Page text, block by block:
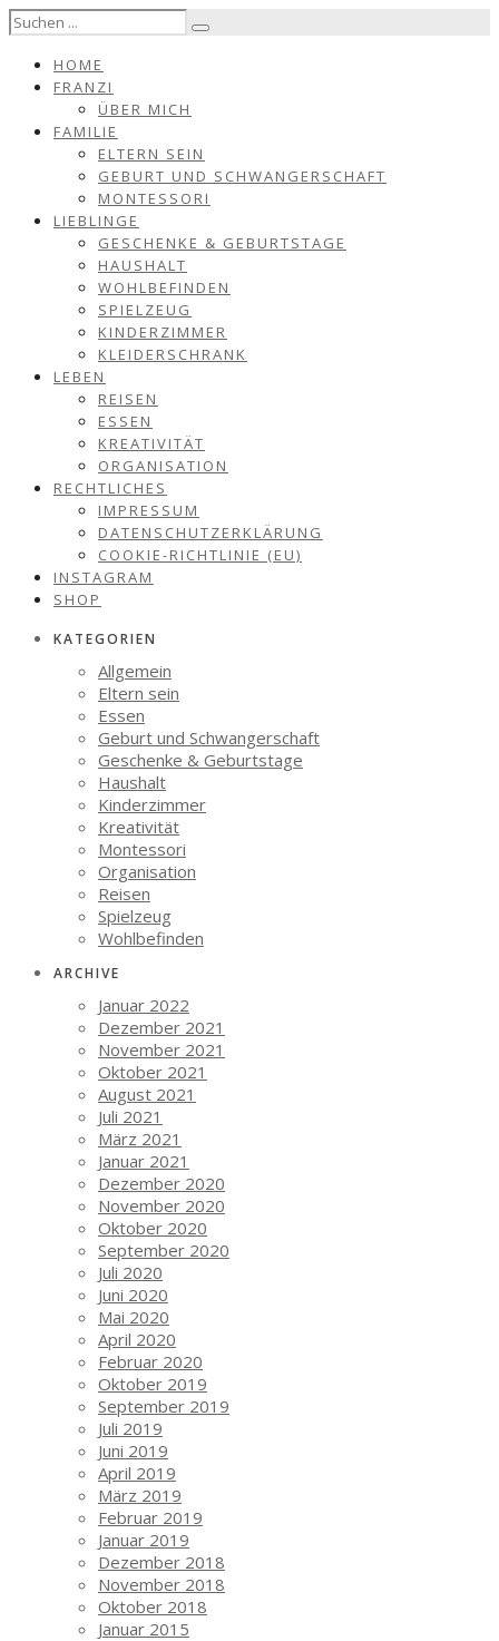
HOME
FRANZI
ÜBER MICH
FAMILIE
ELTERN SEIN
GEBURT UND SCHWANGERSCHAFT
MONTESSORI
LIEBLINGE
GESCHENKE & GEBURTSTAGE
HAUSHALT
WOHLBEFINDEN
SPIELZEUG
KINDERZIMMER
KLEIDERSCHRANK
LEBEN
REISEN
ESSEN
KREATIVITÄT
ORGANISATION
RECHTLICHES
IMPRESSUM
DATENSCHUTZERKLÄRUNG
COOKIE-RICHTLINIE (EU)
INSTAGRAM
SHOP
KATEGORIEN
Allgemein
Eltern sein
Essen
Geburt und Schwangerschaft
Geschenke & Geburtstage
Haushalt
Kinderzimmer
Kreativität
Montessori
Organisation
Reisen
Spielzeug
Wohlbefinden
ARCHIVE
Januar 2022
Dezember 2021
November 2021
Oktober 2021
August 2021
Juli 2021
März 2021
Januar 2021
Dezember 2020
November 2020
Oktober 2020
September 2020
Juli 2020
Juni 2020
Mai 2020
April 2020
Februar 2020
Oktober 2019
September 2019
Juli 2019
Juni 2019
April 2019
März 2019
Februar 2019
Januar 2019
Dezember 2018
November 2018
Oktober 2018
Januar 2015